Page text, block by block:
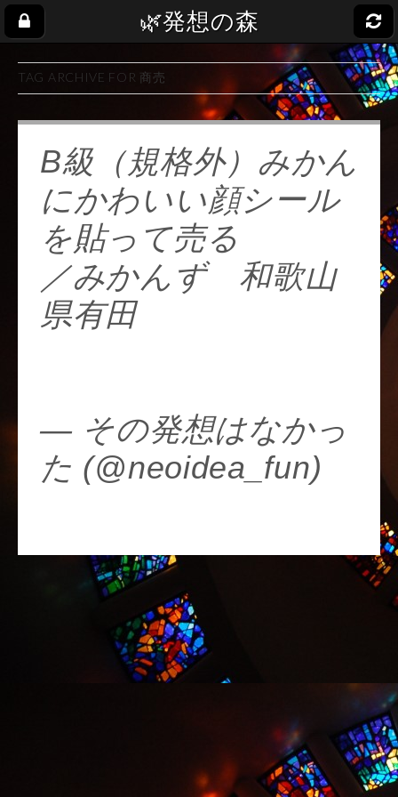
🌿発想の森
TAG ARCHIVE FOR 商売
B級（規格外）みかん
にかわいい顔シール
を貼って売る
／みかんず 和歌山
県有田
— その発想はなかっ
た (@neoidea_fun)